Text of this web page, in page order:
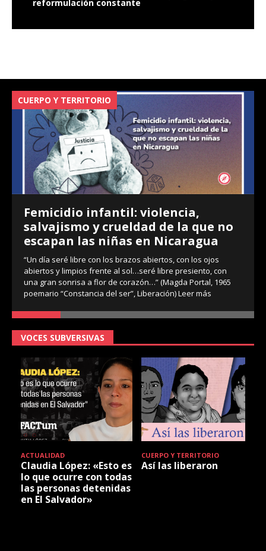
reformulación constante
CUERPO Y TERRITORIO
Femicidio infantil: violencia,
salvajismo y crueldad de la que no
escapan las niñas en Nicaragua
“Un día seré libre con los brazos abiertos, con los ojos
abiertos y limpios frente al sol…seré libre presiento, con
una gran sonrisa a flor de corazón…” (Magda Portal, 1965
poemario “Constancia del ser”, Liberación)Leer más
VOCES SUBVERSIVAS
ACTUALIDAD
Claudia López: «Esto es
lo que ocurre con todas
las personas detenidas
en El Salvador»
CUERPO Y TERRITORIO
Así las liberaron